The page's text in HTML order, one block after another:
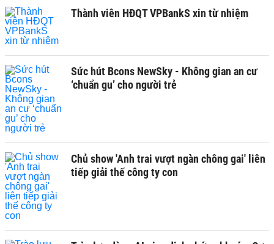
Thành viên HĐQT VPBankS xin từ nhiệm
Sức hút Bcons NewSky - Không gian an cư
‘chuẩn gu’ cho người trẻ
Chủ show 'Anh trai vượt ngàn chông gai' liên
tiếp giải thế công ty con